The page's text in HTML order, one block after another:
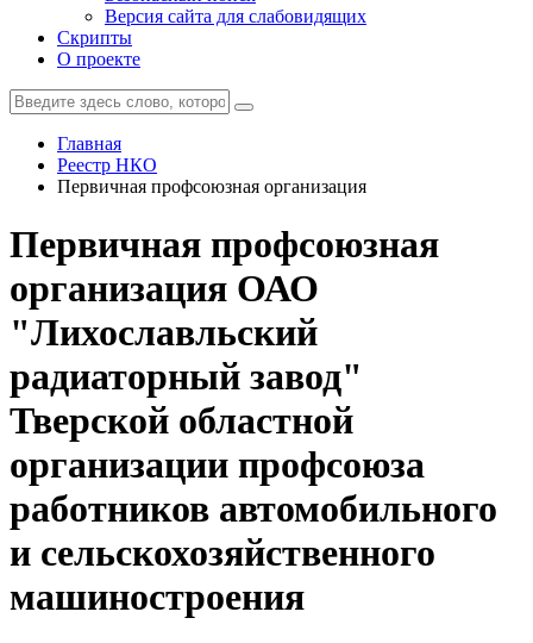
Версия сайта для слабовидящих
Скрипты
О проекте
Главная
Реестр НКО
Первичная профсоюзная организация
Первичная профсоюзная
организация ОАО
"Лихославльский
радиаторный завод"
Тверской областной
организации профсоюза
работников автомобильного
и сельскохозяйственного
машиностроения